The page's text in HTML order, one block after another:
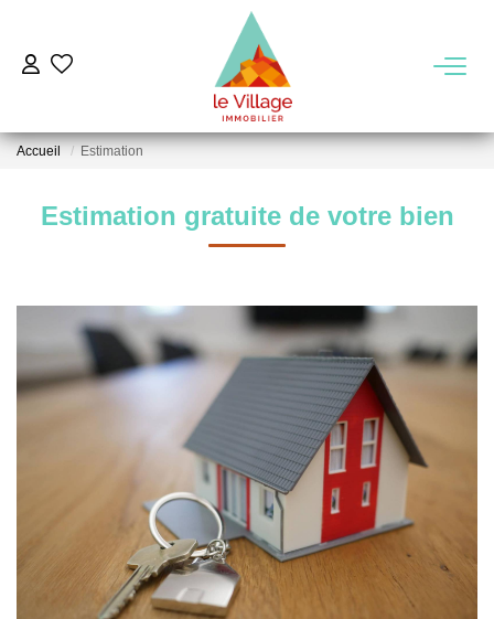
VENTE
GESTION
MIEUX NOUS CONNAITRE
Nos Agences
Notre Équipe
Notre Région
NOS OUTILS
CONTACT
Accueil Estimation
Estimation gratuite de votre bien